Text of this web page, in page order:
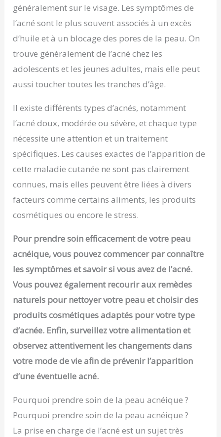
généralement sur le visage. Les symptômes de
l’acné sont le plus souvent associés à un excès
d’huile et à un blocage des pores de la peau. On
trouve généralement de l’acné chez les
adolescents et les jeunes adultes, mais elle peut
aussi toucher toutes les tranches d’âge.
Il existe différents types d’acnés, notamment
l’acné doux, modérée ou sévère, et chaque type
nécessite une attention et un traitement
spécifiques. Les causes exactes de l’apparition de
cette maladie cutanée ne sont pas clairement
connues, mais elles peuvent être liées à divers
facteurs comme certains aliments, les produits
cosmétiques ou encore le stress.
Pour prendre soin efficacement de votre peau
acnéique, vous pouvez commencer par connaître
les symptômes et savoir si vous avez de l’acné.
Vous pouvez également recourir aux remèdes
naturels pour nettoyer votre peau et choisir des
produits cosmétiques adaptés pour votre type
d’acnée. Enfin, surveillez votre alimentation et
observez attentivement les changements dans
votre mode de vie afin de prévenir l’apparition
d’une éventuelle acné.
Pourquoi prendre soin de la peau acnéique ?
Pourquoi prendre soin de la peau acnéique ?
La prise en charge de l’acné est un sujet très